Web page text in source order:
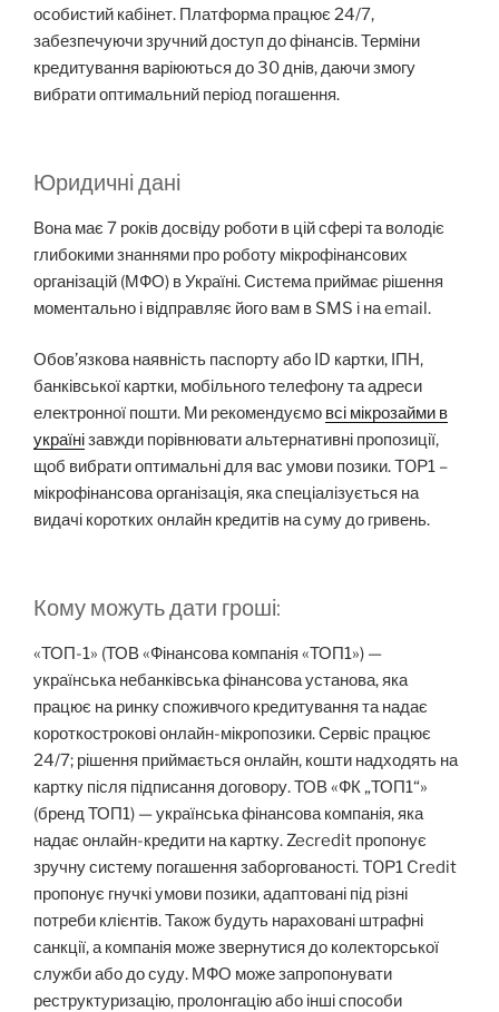
особистий кабінет. Платформа працює 24/7,
забезпечуючи зручний доступ до фінансів. Терміни
кредитування варіюються до 30 днів, даючи змогу
вибрати оптимальний період погашення.
Юридичні дані
Вона має 7 років досвіду роботи в цій сфері та володіє
глибокими знаннями про роботу мікрофінансових
організацій (МФО) в Україні. Система приймає рішення
моментально і відправляє його вам в SMS і на email.
Обов’язкова наявність паспорту або ID картки, ІПН,
банківської картки, мобільного телефону та адреси
електронної пошти. Ми рекомендуємо всі мікрозайми в
українізавжди порівнювати альтернативні пропозиції,
щоб вибрати оптимальні для вас умови позики. TOP1 –
мікрофінансова організація, яка спеціалізується на
видачі коротких онлайн кредитів на суму до гривень.
Кому можуть дати гроші:
«ТОП-1» (ТОВ «Фінансова компанія «ТОП1») —
українська небанківська фінансова установа, яка
працює на ринку споживчого кредитування та надає
короткострокові онлайн-мікропозики. Сервіс працює
24/7; рішення приймається онлайн, кошти надходять на
картку після підписання договору. ТОВ «ФК „ТОП1“»
(бренд ТОП1) — українська фінансова компанія, яка
надає онлайн-кредити на картку. Zecredit пропонує
зручну систему погашення заборгованості. TOP1 Credit
пропонує гнучкі умови позики, адаптовані під різні
потреби клієнтів. Також будуть нараховані штрафні
санкції, а компанія може звернутися до колекторської
служби або до суду. МФО може запропонувати
реструктуризацію, пролонгацію або інші способи